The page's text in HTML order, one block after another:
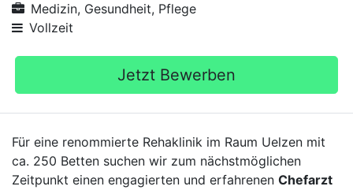
Medizin, Gesundheit, Pflege
Vollzeit
Jetzt Bewerben
Für eine renommierte Rehaklinik im Raum Uelzen mit
ca. 250 Betten suchen wir zum nächstmöglichen
Zeitpunkt einen engagierten und erfahrenen Chefarzt